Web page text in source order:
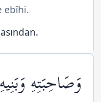
ebîhi.
وَصَاحِبَتِهِ وَبَنِيهِ